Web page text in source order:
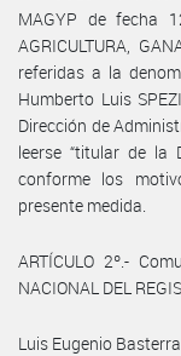
MAGYP de fecha
AGRICULTURA,
referidas a la
Humberto Luis
Dirección de
leerse “titular de la
conforme los
presente medida.
ARTÍCULO 2º.-
NACIONAL DEL
Luis Eugenio Basterra